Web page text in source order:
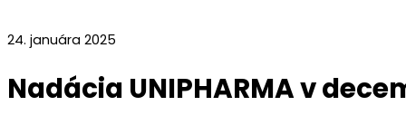
24. januára 2025
Nadácia UNIPHARMA v